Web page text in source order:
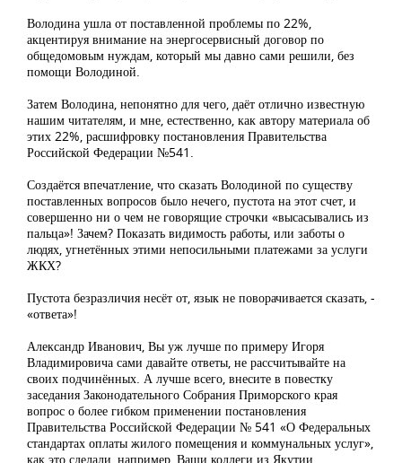
Володина ушла от поставленной проблемы по 22%,
акцентируя внимание на энергосервисный договор по
общедомовым нуждам, который мы давно сами решили, без
помощи Володиной.
Затем Володина, непонятно для чего, даёт отлично известную
нашим читателям, и мне, естественно, как автору материала об
этих 22%, расшифровку постановления Правительства
Российской Федерации №541.
Создаётся впечатление, что сказать Володиной по существу
поставленных вопросов было нечего, пустота на этот счет, и
совершенно ни о чем не говорящие строчки «высасывались из
пальца»! Зачем? Показать видимость работы, или заботы о
людях, угнетённых этими непосильными платежами за услуги
ЖКХ?
Пустота безразличия несёт от, язык не поворачивается сказать, -
«ответа»!
Александр Иванович, Вы уж лучше по примеру Игоря
Владимировича сами давайте ответы, не рассчитывайте на
своих подчинённых. А лучше всего, внесите в повестку
заседания Законодательного Собрания Приморского края
вопрос о более гибком применении постановления
Правительства Российской Федерации № 541 «О Федеральных
стандартах оплаты жилого помещения и коммунальных услуг»,
как это сделали, например, Ваши коллеги из Якутии,